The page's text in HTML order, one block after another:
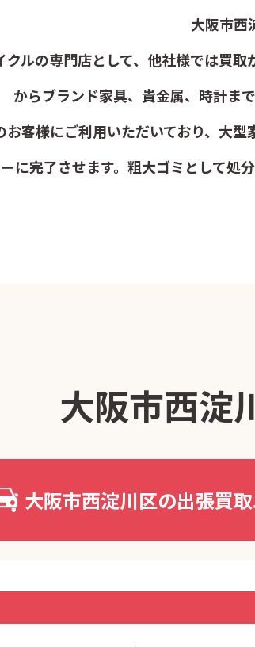
大阪市西
クルの専門店として、他社様では買
からブランド家具、貴金属、時計ま
お客様にご利用いただいており、大
に完了させます。粗大ゴミとして処
大阪市西淀
大阪市西淀川区の出張買